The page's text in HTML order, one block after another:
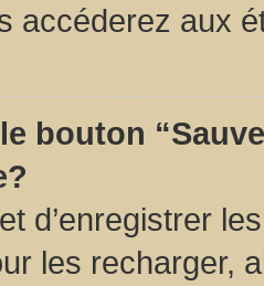
accéderez aux
bouton
d’enregistrer
les recharger,